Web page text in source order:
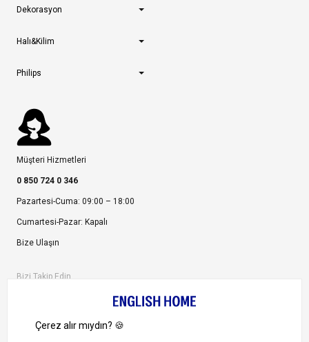
Dekorasyon
Halı&Kilim
Philips
Müşteri Hizmetleri
0 850 724 0 346
Pazartesi-Cuma: 09:00 – 18:00
Cumartesi-Pazar: Kapalı
Bize Ulaşın
Bizi Takip Edin